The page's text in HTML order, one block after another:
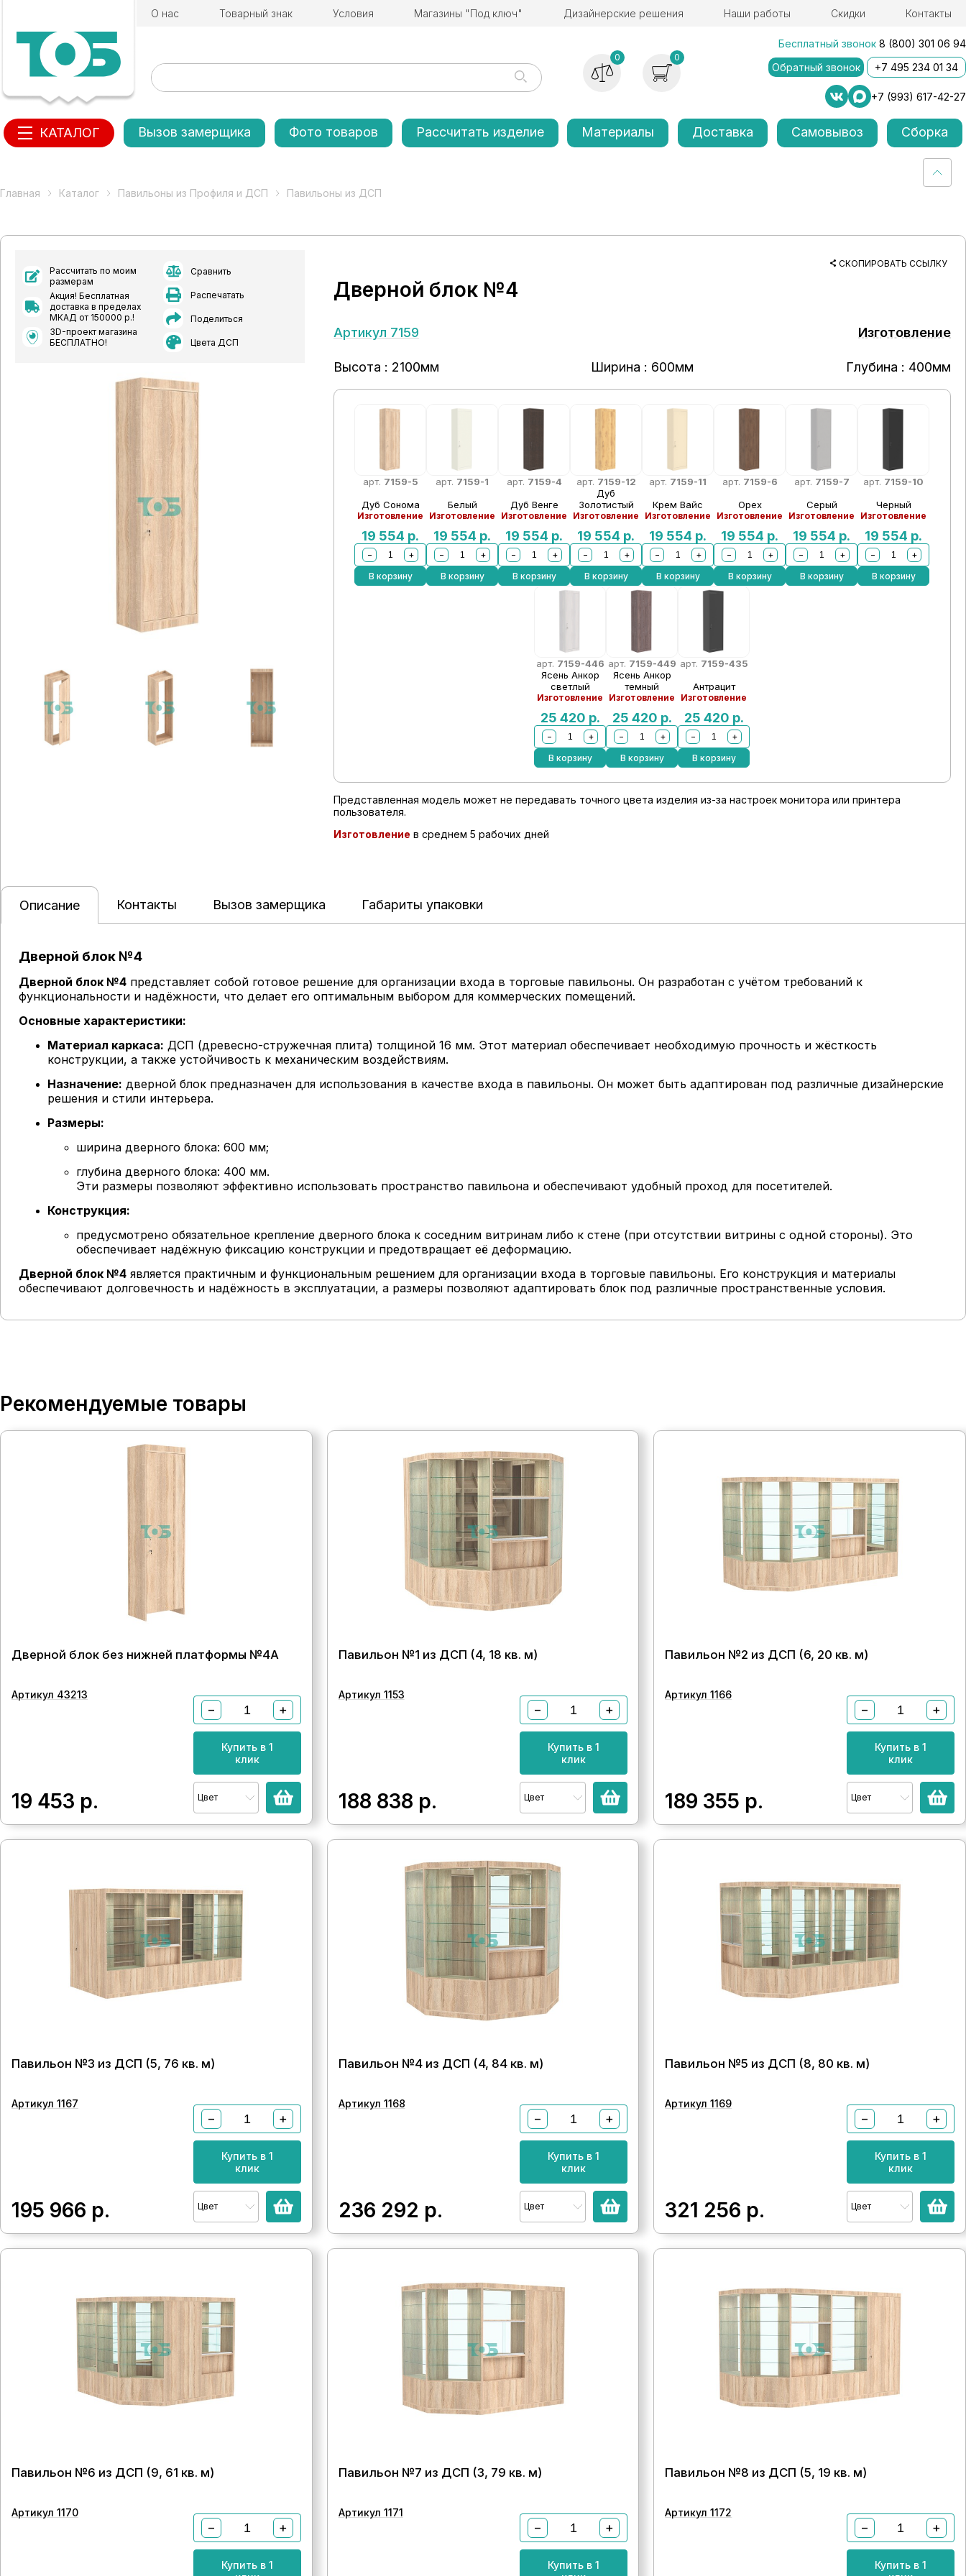
О нас Товарный знак Условия Магазины "Под ключ" Дизайнерские решения Наши работы Скидки Контакты
0 0
Бесплатный звонок 8 (800) 301 06 94
Обратный звонок
+7 495 234 01 34
+7 (993) 617-42-27
КАТАЛОГ Вызов замерщика Фото товаров Рассчитать изделие Материалы Доставка Самовывоз Сборка
Главная Каталог Павильоны из Профиля и ДСП Павильоны из ДСП
Рассчитать по моим
размерам
Акция! Бесплатная
доставка в пределах
МКАД от 150000 р.!
3D-проект магазина
БЕСПЛАТНО!
Сравнить
Распечатать
Поделиться
Цвета ДСП
СКОПИРОВАТЬ ССЫЛКУ
Дверной блок №4
Артикул 7159 Изготовление
Высота : 2100мм Ширина : 600мм Глубина : 400мм
арт. 7159-5
Дуб Сонома
Изготовление
19 554 р.
−
+
В корзину
арт. 7159-1
Белый
Изготовление
19 554 р.
−
+
В корзину
арт. 7159-4
Дуб Венге
Изготовление
19 554 р.
−
+
В корзину
арт. 7159-12
Дуб
Золотистый
Изготовление
19 554 р.
−
+
В корзину
арт. 7159-11
Крем Вайс
Изготовление
19 554 р.
−
+
В корзину
арт. 7159-6
Орех
Изготовление
19 554 р.
−
+
В корзину
арт. 7159-7
Серый
Изготовление
19 554 р.
−
+
В корзину
арт. 7159-10
Черный
Изготовление
19 554 р.
−
+
В корзину
арт. 7159-446
Ясень Анкор
светлый
Изготовление
25 420 р.
−
+
В корзину
арт. 7159-449
Ясень Анкор
темный
Изготовление
25 420 р.
−
+
В корзину
арт. 7159-435
Антрацит
Изготовление
25 420 р.
−
+
В корзину
Представленная модель может не передавать точного цвета изделия из-за настроек монитора или принтера
пользователя.
Изготовление в среднем 5 рабочих дней
Описание Контакты Вызов замерщика Габариты упаковки
Дверной блок №4
Дверной блок №4 представляет собой готовое решение для организации входа в торговые павильоны. Он разработан с учётом требований к
функциональности и надёжности, что делает его оптимальным выбором для коммерческих помещений.
Основные характеристики:
Материал каркаса: ДСП (древесно-стружечная плита) толщиной 16 мм. Этот материал обеспечивает необходимую прочность и жёсткость
конструкции, а также устойчивость к механическим воздействиям.
Назначение: дверной блок предназначен для использования в качестве входа в павильоны. Он может быть адаптирован под различные дизайнерские
решения и стили интерьера.
Размеры:
ширина дверного блока: 600 мм;
глубина дверного блока: 400 мм.
Эти размеры позволяют эффективно использовать пространство павильона и обеспечивают удобный проход для посетителей.
Конструкция:
предусмотрено обязательное крепление дверного блока к соседним витринам либо к стене (при отсутствии витрины с одной стороны). Это
обеспечивает надёжную фиксацию конструкции и предотвращает её деформацию.
Дверной блок №4 является практичным и функциональным решением для организации входа в торговые павильоны. Его конструкция и материалы
обеспечивают долговечность и надёжность в эксплуатации, а размеры позволяют адаптировать блок под различные пространственные условия.
Рекомендуемые товары
Дверной блок без нижней платформы №4А
Артикул 43213
19 453 р.
− +
Купить в 1
клик
Цвет
Павильон №1 из ДСП (4, 18 кв. м)
Артикул 1153
188 838 р.
− +
Купить в 1
клик
Цвет
Павильон №2 из ДСП (6, 20 кв. м)
Артикул 1166
189 355 р.
− +
Купить в 1
клик
Цвет
Павильон №3 из ДСП (5, 76 кв. м)
Артикул 1167
195 966 р.
− +
Купить в 1
клик
Цвет
Павильон №4 из ДСП (4, 84 кв. м)
Артикул 1168
236 292 р.
− +
Купить в 1
клик
Цвет
Павильон №5 из ДСП (8, 80 кв. м)
Артикул 1169
321 256 р.
− +
Купить в 1
клик
Цвет
Павильон №6 из ДСП (9, 61 кв. м)
Артикул 1170
− +
Купить в 1
Павильон №7 из ДСП (3, 79 кв. м)
Артикул 1171
− +
Купить в 1
Павильон №8 из ДСП (5, 19 кв. м)
Артикул 1172
− +
Купить в 1